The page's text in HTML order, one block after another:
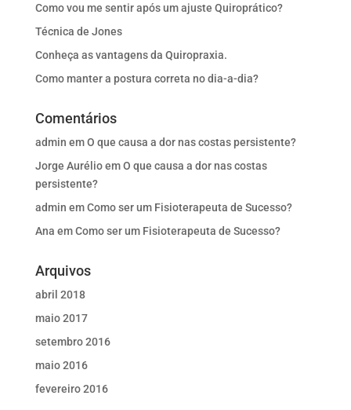
Como vou me sentir após um ajuste Quiroprático?
Técnica de Jones
Conheça as vantagens da Quiropraxia.
Como manter a postura correta no dia-a-dia?
Comentários
admin emO que causa a dor nas costas persistente?
Jorge AurélioemO que causa a dor nas costas
persistente?
admin emComo ser um Fisioterapeuta de Sucesso?
Ana emComo ser um Fisioterapeuta de Sucesso?
Arquivos
abril 2018
maio 2017
setembro 2016
maio 2016
fevereiro 2016